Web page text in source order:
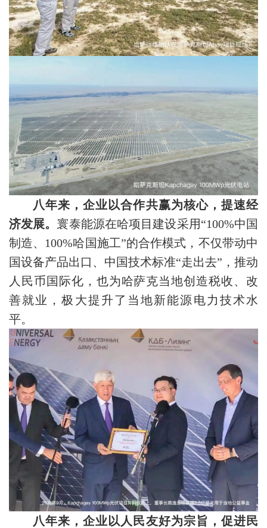
八年来，企业以合作共赢为核心，提速经
济发展。 寰泰能源在哈项目建设采用“100%中国
制造、100%哈国施工”的合作模式，不仅带动中
国设备产品出口、中国技术标准“走出去”，推动
人民币国际化，也为哈萨克当地创造税收、改
善就业，极大提升了当地新能源电力技术水
平。
八年来，企业以人民友好为宗旨，促进民